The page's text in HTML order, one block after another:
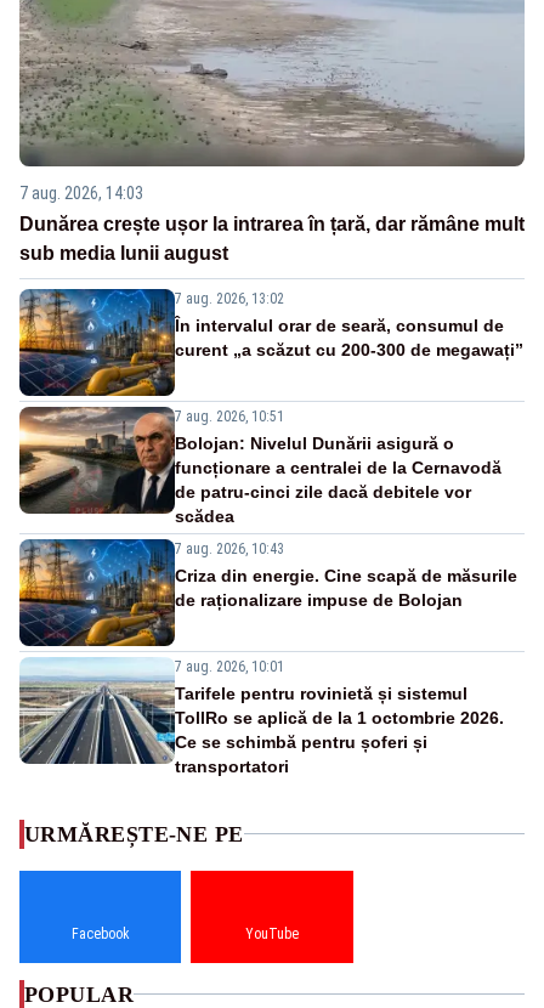
7 aug. 2026, 14:03
Dunărea crește ușor la intrarea în țară, dar rămâne mult
sub media lunii august
7 aug. 2026, 13:02
În intervalul orar de seară, consumul de
curent „a scăzut cu 200-300 de megawați”
7 aug. 2026, 10:51
Bolojan: Nivelul Dunării asigură o
funcționare a centralei de la Cernavodă
de patru-cinci zile dacă debitele vor
scădea
7 aug. 2026, 10:43
Criza din energie. Cine scapă de măsurile
de raționalizare impuse de Bolojan
7 aug. 2026, 10:01
Tarifele pentru rovinietă și sistemul
TollRo se aplică de la 1 octombrie 2026.
Ce se schimbă pentru șoferi și
transportatori
URMĂREȘTE-NE PE
Facebook YouTube
POPULAR